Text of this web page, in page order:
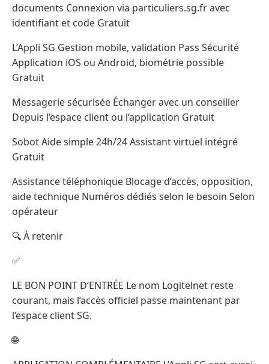
documents Connexion via particuliers.sg.fr avec
identifiant et code Gratuit
L’Appli SG Gestion mobile, validation Pass Sécurité
Application iOS ou Android, biométrie possible
Gratuit
Messagerie sécurisée Échanger avec un conseiller
Depuis l’espace client ou l’application Gratuit
Sobot Aide simple 24h/24 Assistant virtuel intégré
Gratuit
Assistance téléphonique Blocage d’accès, opposition,
aide technique Numéros dédiés selon le besoin Selon
opérateur
🔍 À retenir
✅
LE BON POINT D’ENTRÉE Le nom Logitelnet reste
courant, mais l’accès officiel passe maintenant par
l’espace client SG.
🌐